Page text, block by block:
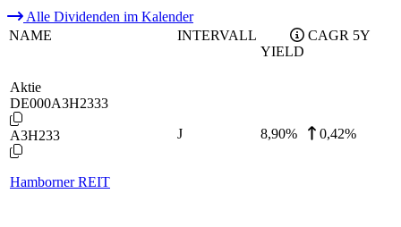
Alle Dividenden im Kalender
NAME
INTERVALL
YIELD
CAGR 5Y
Aktie
DE000A3H2333
A3H233
Hamborner REIT
J 8,90% 0,42%